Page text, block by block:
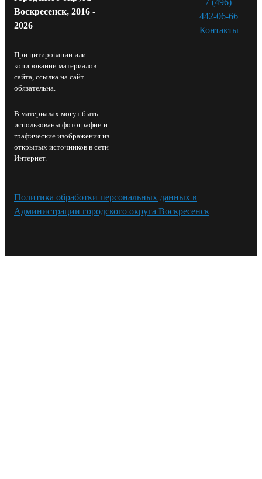
Воскресенск, 2016 -
2026
При цитировании или
копировании материалов
сайта, ссылка на сайт
обязательна.
В материалах могут быть
использованы фотографии и
графические изображения из
открытых источников в сети
Интернет.
442-06-66
Контакты⁠
Политика обработки персональных данных в
Администрации городского округа Воскресенск